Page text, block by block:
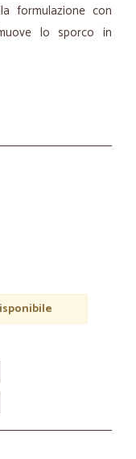
formulazione con
lo sporco in